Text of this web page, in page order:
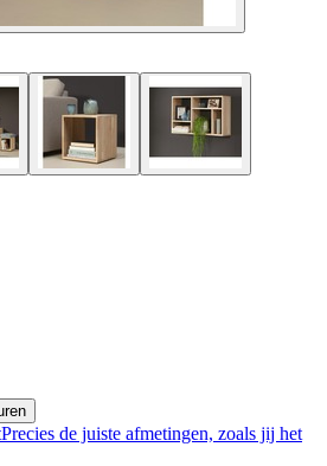
Precies de juiste afmetingen, zoals jij het